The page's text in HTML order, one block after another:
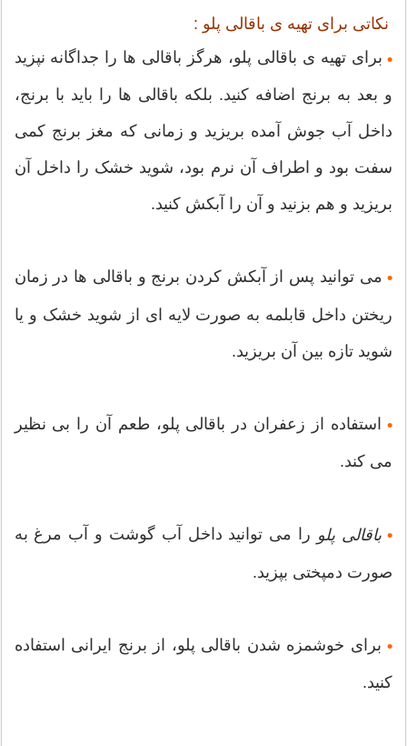
نکاتی برای تهیه ی باقالی پلو :
• برای تهیه ی باقالی پلو، هرگز باقالی ها را جداگانه نپزید
و بعد به برنج اضافه کنید. بلکه باقالی ها را باید با برنج،
داخل آب جوش آمده بریزید و زمانی که مغز برنج کمی
سفت بود و اطراف آن نرم بود، شوید خشک را داخل آن
بریزید و هم بزنید و آن را آبکش کنید.
• می توانید پس از آبکش کردن برنج و باقالی ها در زمان
ریختن داخل قابلمه به صورت لایه ای از شوید خشک و یا
شوید تازه بین آن بریزید.
• استفاده از زعفران در باقالی پلو، طعم آن را بی نظیر
می کند.
• باقالی پلو را می توانید داخل آب گوشت و آب مرغ به
صورت دمپختی بپزید.
• برای خوشمزه شدن باقالی پلو، از برنج ایرانی استفاده
کنید.